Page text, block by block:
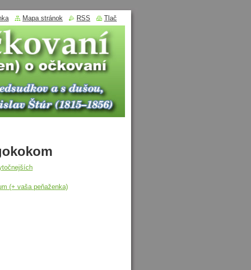
(+ vaša peňaženka)
Mapa stránok RSS Tlač